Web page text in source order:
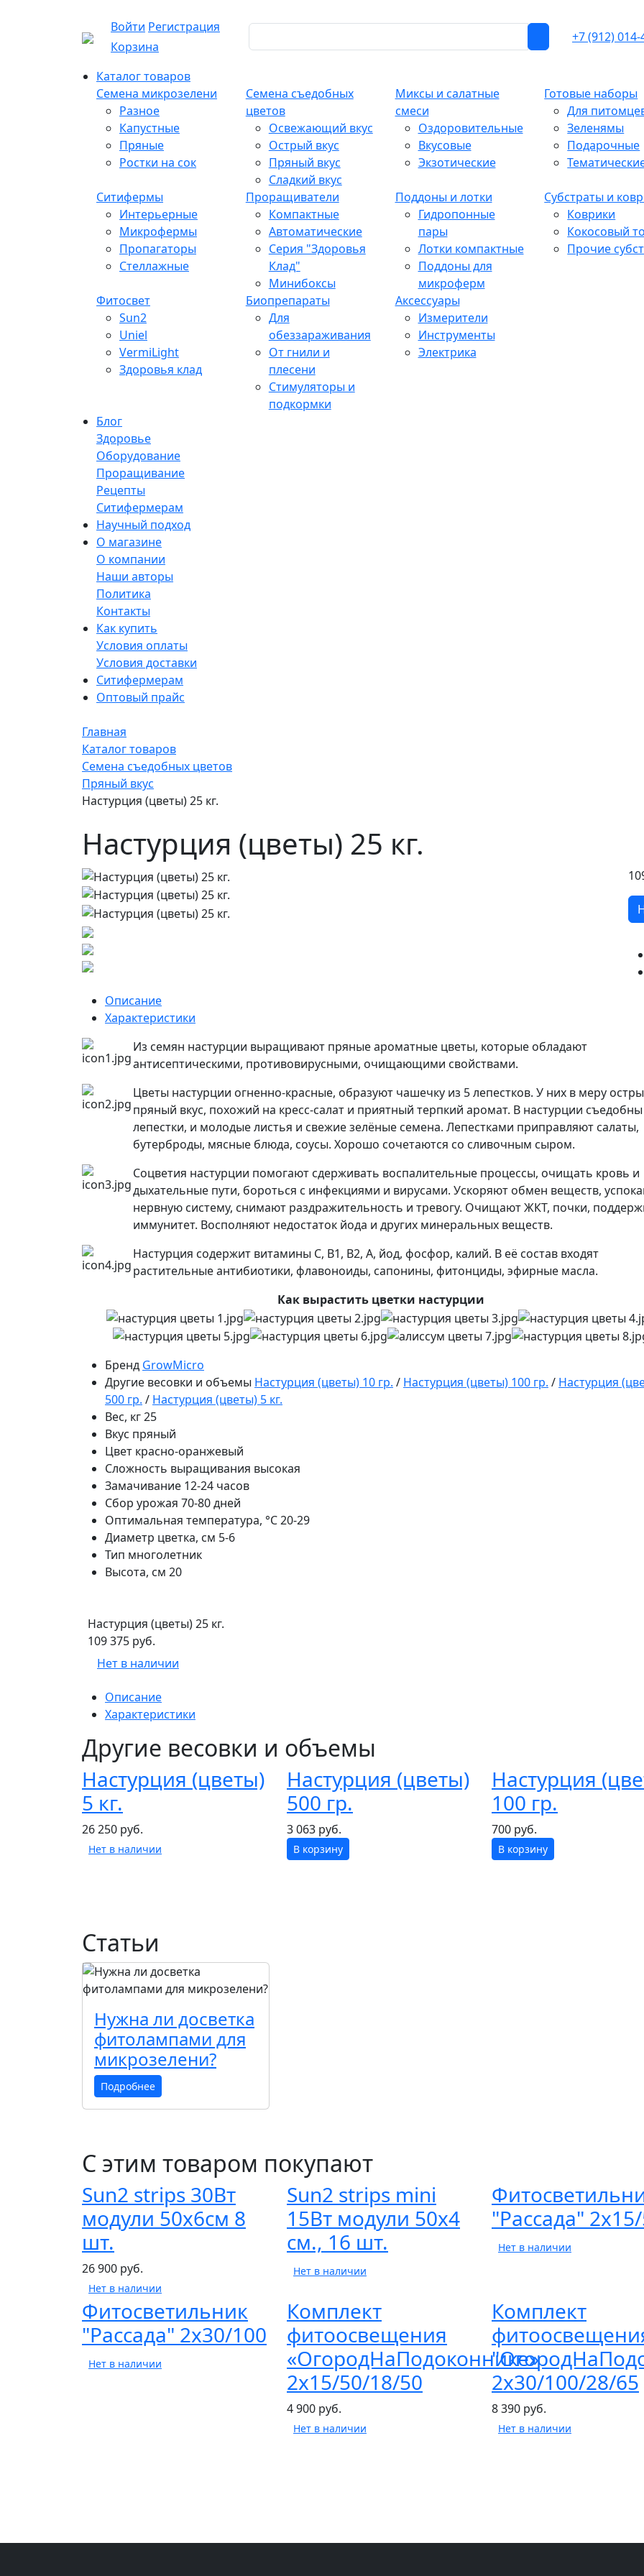
Войти Регистрация
Корзина
+7 (912) 014-
Каталог товаров
Семена микрозелени
Разное
Капустные
Пряные
Ростки на сок
Семена съедобных
цветов
Освежающий вкус
Острый вкус
Пряный вкус
Сладкий вкус
Миксы и салатные
смеси
Оздоровительные
Вкусовые
Экзотические
Готовые наборы
Для
Зеленямы
Подарочные
Ситифермы
Интерьерные
Микрофермы
Пропагаторы
Стеллажные
Проращиватели
Компактные
Автоматические
Серия "Здоровья
Клад"
Минибоксы
Поддоны и лотки
Гидропонные
пары
Лотки компактные
Поддоны для
микроферм
Субстраты и
Коврики
Кокосовый
Прочие
Фитосвет
Sun2
Uniel
VermiLight
Здоровья клад
Биопрепараты
Для
обеззараживания
От гнили и
плесени
Стимуляторы и
подкормки
Аксессуары
Измерители
Инструменты
Электрика
Блог
Здоровье
Оборудование
Проращивание
Рецепты
Ситифермерам
Научный подход
О магазине
О компании
Наши авторы
Политика
Контакты
Как купить
Условия оплаты
Условия доставки
Ситифермерам
Оптовый прайс
Главная
Каталог товаров
Семена съедобных цветов
Пряный вкус
Настурция (цветы) 25 кг.
Настурция (цветы) 25 кг.
Описание
Характеристики
Из семян настурции выращивают пряные ароматные цветы, которые обладают
антисептическими, противовирусными, очищающими свойствами.
Цветы настурции огненно-красные, образуют чашечку из 5 лепестков. У них в меру
пряный вкус, похожий на кресс-салат и приятный терпкий аромат. В настурции
лепестки, и молодые листья и свежие зелёные семена. Лепестками приправляют салаты,
бутерброды, мясные блюда, соусы. Хорошо сочетаются со сливочным сыром.
Соцветия настурции помогают сдерживать воспалительные процессы, очищать кровь и
дыхательные пути, бороться с инфекциями и вирусами. Ускоряют обмен веществ,
нервную систему, снимают раздражительность и тревогу. Очищают ЖКТ, почки,
иммунитет. Восполняют недостаток йода и других минеральных веществ.
Настурция содержит витамины С, В1, В2, А, йод, фосфор, калий. В её состав входят
растительные антибиотики, флавоноиды, сапонины, фитонциды, эфирные масла.
Как вырастить цветки настурции
Бренд GrowMicro
Другие весовки и объемы Настурция (цветы) 10 гр. / Настурция (цветы) 100 гр. / Настурция
500 гр. / Настурция (цветы) 5 кг.
Вес, кг25
Вкус пряный
Цвет красно-оранжевый
Сложность выращивания высокая
Замачивание 12-24 часов
Сбор урожая 70-80 дней
Оптимальная температура, °C20-29
Диаметр цветка, см 5-6
Тип многолетник
Высота, см 20
Настурция (цветы) 25 кг.
109 375 руб.
Нет в наличии
Описание
Характеристики
Другие весовки и объемы
Настурция (цветы)
5 кг.
26 250 руб.
Нет в наличии
Настурция (цветы)
500 гр.
3 063 руб.
В корзину
Настурция
100 гр.
700 руб.
В корзину
Статьи
Нужна ли досветка
фитолампами для
микрозелени?
Подробнее
С этим товаром покупают
Sun2 strips 30Вт
модули 50х6см 8
шт.
26 900 руб.
Нет в наличии
Sun2 strips mini
15Вт модули 50х4
см., 16 шт.
Нет в наличии
"Рассада"
Нет в наличии
Фитосветильник
"Рассада" 2х30/100
Нет в наличии
Комплект
фитоосвещения
«ОгородНаПодоконнике»
2х15/50/18/50
4 900 руб.
Нет в наличии
Комплект
2х30/100/28/65
8 390 руб.
Нет в наличии